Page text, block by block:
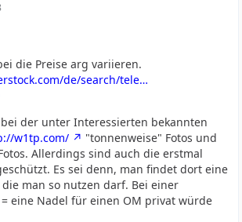
die Preise arg variieren.
de/search/tele…
der unter Interessierten bekannten
w1tp.com/
"tonnenweise" Fotos und
Allerdings sind auch die erstmal
Es sei denn, man findet dort eine
man so nutzen darf. Bei einer
eine Nadel für einen OM privat würde